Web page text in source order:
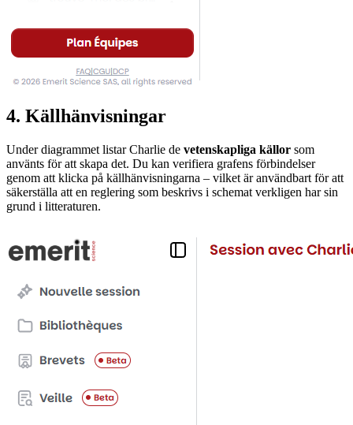
4. Källhänvisningar
Under diagrammet listar Charlie de vetenskapliga källor som
använts för att skapa det. Du kan verifiera grafens förbindelser
genom att klicka på källhänvisningarna – vilket är användbart för att
säkerställa att en reglering som beskrivs i schemat verkligen har sin
grund i litteraturen.